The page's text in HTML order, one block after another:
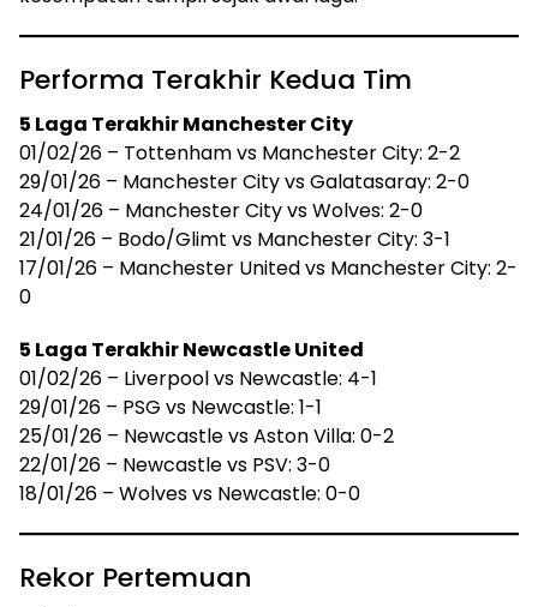
Performa Terakhir Kedua Tim
5 Laga Terakhir Manchester City
01/02/26 – Tottenham vs Manchester City: 2-2
29/01/26 – Manchester City vs Galatasaray: 2-0
24/01/26 – Manchester City vs Wolves: 2-0
21/01/26 – Bodo/Glimt vs Manchester City: 3-1
17/01/26 – Manchester United vs Manchester City: 2-
0
5 Laga Terakhir Newcastle United
01/02/26 – Liverpool vs Newcastle: 4-1
29/01/26 – PSG vs Newcastle: 1-1
25/01/26 – Newcastle vs Aston Villa: 0-2
22/01/26 – Newcastle vs PSV: 3-0
18/01/26 – Wolves vs Newcastle: 0-0
Rekor Pertemuan